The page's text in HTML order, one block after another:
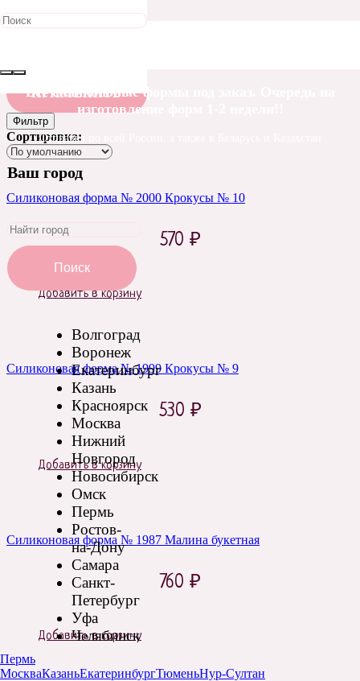
Все силиконовые формы под заказ. Очередь на
изготовление форм 1-2 недели!!
Отправка по всей России, а также в Беларусь и Казахстан
Ваш город
Поиск
Волгоград
Воронеж
Екатеринбург
Казань
Красноярск
Москва
Нижний
Новгород
Новосибирск
Омск
Пермь
Ростов-
на-Дону
Самара
Санкт-
Петербург
Уфа
Челябинск
Пермь
МоскваКазаньЕкатеринбургТюменьНур-Султан
ПРИМЕНИТЬ
Фильтр
Сортировка:
Силиконовая форма № 2000 Крокусы № 10
570 ₽
Добавить в корзину
Силиконовая форма № 1999 Крокусы № 9
530 ₽
Добавить в корзину
Силиконовая форма № 1987 Малина букетная
760 ₽
Добавить в корзину